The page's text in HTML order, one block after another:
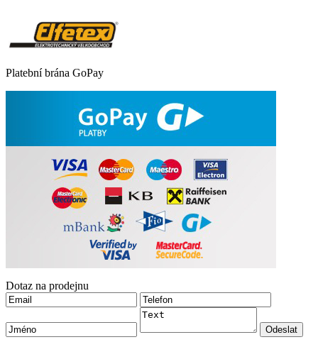
Platební brána GoPay
Dotaz na prodejnu